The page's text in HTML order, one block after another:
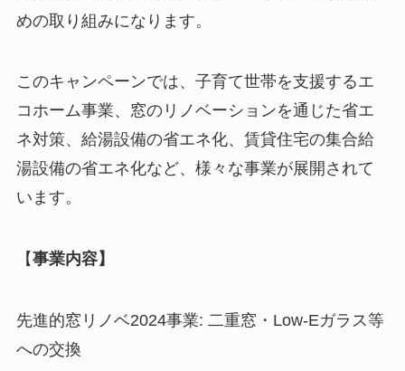
めの取り組みになります。
このキャンペーンでは、子育て世帯を支援するエ
コホーム事業、窓のリノベーションを通じた省エ
ネ対策、給湯設備の省エネ化、賃貸住宅の集合給
湯設備の省エネ化など、様々な事業が展開されて
います。
【事業内容】
先進的窓リノベ2024事業: 二重窓・Low-Eガラス等
への交換